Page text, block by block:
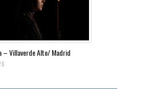
– Villaverde Alto/ Madrid